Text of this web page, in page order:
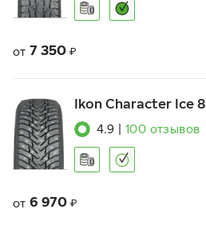
от 7 350 ₽
Ikon Character Ice
4.9 100 отзывов
от 6 970 ₽